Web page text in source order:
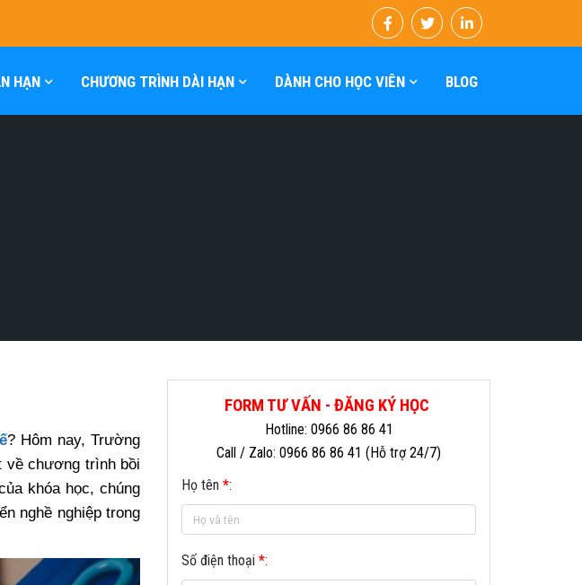
HẠN CHƯƠNG TRÌNH DÀI HẠN DÀNH CHO HỌC VIÊN BLOG
? Hôm nay, Trường
về chương trình bồi
khóa học, chúng
nghề nghiệp trong
FORM TƯ VẤN - ĐĂNG KÝ HỌC
Hotline: 0966 86 86 41
Call / Zalo: 0966 86 86 41 (Hỗ trợ 24/7)
Họ tên *:
Số điện thoại *: